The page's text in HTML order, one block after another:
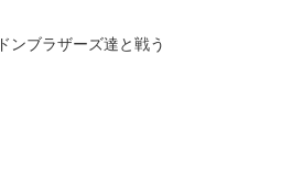
ンブラザーズ達と戦う